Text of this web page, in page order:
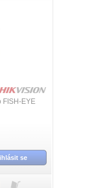
FISH-EYE
se